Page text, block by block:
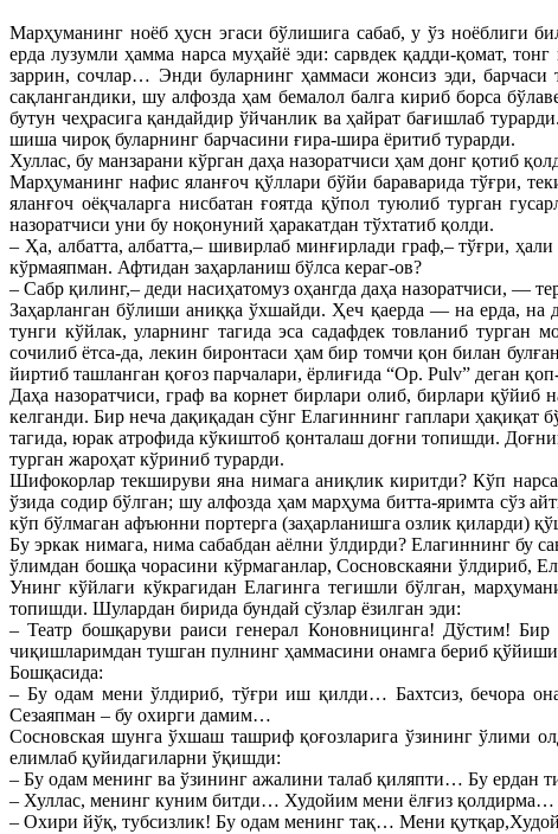
Марҳуманинг ноёб ҳусн эгаси бўлишига сабаб, у ўз ноёблиги
ерда лузумли ҳамма нарса муҳайё эди: сарвдек қадди-қомат,
заррин, сочлар… Энди буларнинг ҳаммаси жонсиз эди,
сақлангандики, шу алфозда ҳам бемалол балга кириб борса
бутун чеҳрасига қандайдир ўйчанлик ва ҳайрат бағишлаб
шиша чироқ буларнинг барчасини ғира-шира ёритиб турарди.
Хуллас, бу манзарани кўрган даҳа назоратчиси ҳам донг қотиб
Марҳуманинг нафис яланғоч қўллари бўйи бараварида тўғри,
яланғоч оёқчаларга нисбатан ғоятда қўпол туюлиб турган
назоратчиси уни бу ноқонуний ҳаракатдан тўхтатиб қолди.
– Ҳа, албатта, албатта,– шивирлаб минғирлади граф,– тўғри,
кўрмаяпман. Афтидан заҳарланиш бўлса кераг-ов?
– Сабр қилинг,– деди насиҳатомуз оҳангда даҳа назоратчиси, —
Заҳарланган бўлиши аниққа ўхшайди. Ҳеч қаерда — на ерда, на
тунги кўйлак, уларнинг тагида эса садафдек товланиб
сочилиб ётса-да, лекин биронтаси ҳам бир томчи қон билан
йиртиб ташланган қоғоз парчалари, ёрлиғида “Ор. Pulv” деган
Даҳа назоратчиси, граф ва корнет бирлари олиб, бирлари
келганди. Бир неча дақиқадан сўнг Елагиннинг гаплари
тагида, юрак атрофида кўкиштоб қонталаш доғни топишди.
турган жароҳат кўриниб турарди.
Шифокорлар текшируви яна нимага аниқлик киритди? Кўп
ўзида содир бўлган; шу алфозда ҳам марҳума битта-яримта сўз
кўп бўлмаган афъюнни портерга (заҳарланишга озлик қиларди)
Бу эркак нимага, нима сабабдан аёлни ўлдирди? Елагиннинг бу
ўлимдан бошқа чорасини кўрмаганлар, Сосновскаяни ўлдириб,
Унинг кўйлаги кўкрагидан Елагинга тегишли бўлган,
топишди. Шулардан бирида бундай сўзлар ёзилган эди:
– Театр бошқаруви раиси генерал Коновницинга! Дўстим!
чиқишларимдан тушган пулнинг ҳаммасини онамга бериб
Бошқасида:
– Бу одам мени ўлдириб, тўғри иш қилди… Бахтсиз, бечора
Сезаяпман – бу охирги дамим…
Сосновская шунга ўхшаш ташриф қоғозларига ўзининг ўлими
елимлаб қуйидагиларни ўқишди:
– Бу одам менинг ва ўзининг ажалини талаб қиляпти… Бу ердан
– Хуллас, менинг куним битди… Худойим мени ёлғиз
– Охири йўқ, тубсизлик! Бу одам менинг тақ… Мени